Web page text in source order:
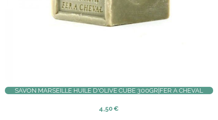
SAVON MARSEILLE HUILE D'OLIVE CUBE 300GR|FER A CHEVAL
4,50 €